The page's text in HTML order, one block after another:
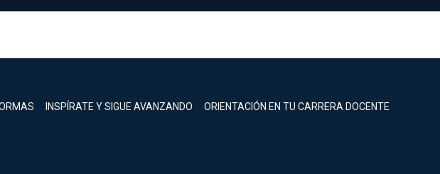
INSPÍRATE Y SIGUE AVANZANDO ORIENTACIÓN EN TU CARRERA DOCENTE